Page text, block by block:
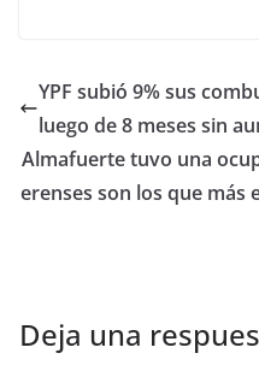
YPF subió 9% sus
luego de 8 meses sin
Almafuerte tuvo una
erenses son los que más
Deja una